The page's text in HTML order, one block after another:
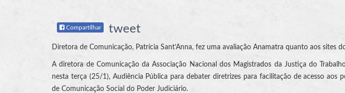
Compartilhar tweet
Diretora de Comunicação, Patrícia Sant’Anna, fez uma avaliação Anamatra quanto aos sites
A diretora de Comunicação da Associação Nacional dos Magistrados da Justiça do
nesta terça (25/1), Audiência Pública para debater diretrizes para facilitação de acesso aos
de Comunicação Social do Poder Judiciário.